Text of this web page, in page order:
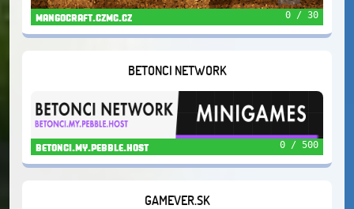
mangocraft.czmc.cz 0 / 30
BETONCI NETWORK
betonci.my.pebble.host 0 / 500
GAMEVER.SK